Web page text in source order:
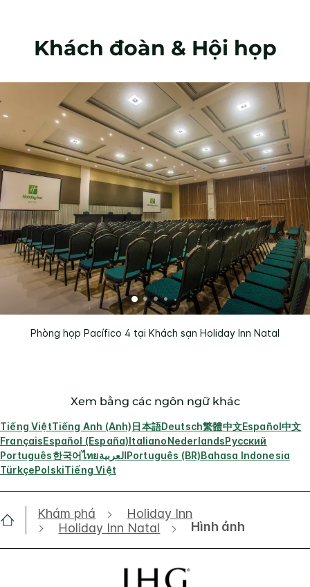
Khách đoàn & Hội họp
Phòng họp Pacífico 4 tại Khách sạn Holiday Inn Natal
Xem bằng các ngôn ngữ khác
Tiếng ViệtTiếng Anh (Anh)日本語Deutsch繁體中文Español中文
FrançaisEspañol (España)ItalianoNederlandsРусский
Português한국어ไทยالعربيةPortuguês (BR)Bahasa Indonesia
TürkçePolskiTiếng Việt
Khám phá
Holiday Inn
Holiday Inn Natal
Hình ảnh